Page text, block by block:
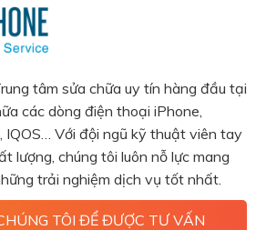
tâm sửa chữa uy tín hàng đầu tại
các dòng điện thoại iPhone,
IQOS… Với đội ngũ kỹ thuật viên tay
lượng, chúng tôi luôn nỗ lực mang
trải nghiệm dịch vụ tốt nhất.
TÔI ĐỂ ĐƯỢC TƯ VẤN